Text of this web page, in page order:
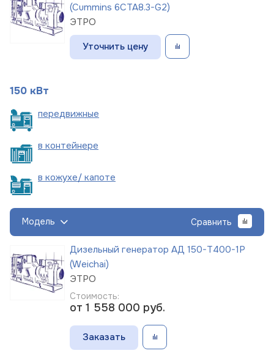
(Cummins 6CTA8.3-G2)
ЭТРО
Уточнить цену
150 кВт
передвижные
в контейнере
в кожухе/ капоте
Модель Сравнить
Дизельный генератор АД 150-Т400-1Р
(Weichai)
ЭТРО
Стоимость:
от 1 558 000 руб.
Заказать